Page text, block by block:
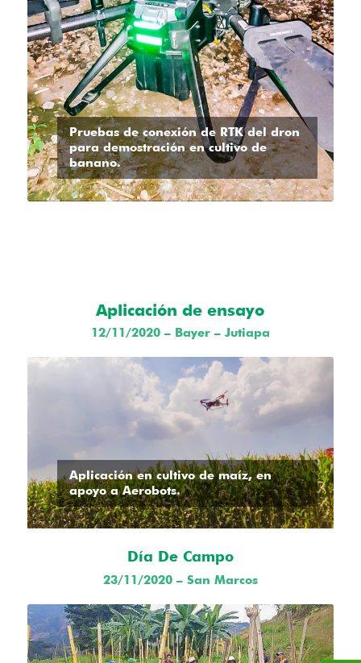
Pruebas de conexión de RTK del dron
para demostración en cultivo de
banano.
Aplicación de ensayo
12/11/2020 – Bayer – Jutiapa
Aplicación en cultivo de maíz, en
apoyo a Aerobots.
Día De Campo
23/11/2020 – San Marcos